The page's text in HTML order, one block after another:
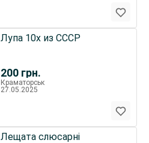
200 грн.
Лупа 10х из СССР
Краматорськ
27.05.2025
Лещата слюсарні